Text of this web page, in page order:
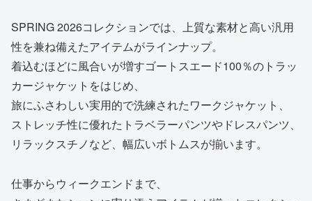
SPRING 2026コレクションでは、上質な素材と高い汎用
性を兼ね備えたアイテムがラインナップ。
着込むほどに風合いが増すゴートスエード100％のトラッ
カージャケットをはじめ、
旅にふさわしい実用的で洗練されたワークジャケット、
ストレッチ性に優れたトラベラーパンツやドレスパンツ、
リラックスチノなど、幅広いボトムスが揃います。
仕事からウィークエンドまで、